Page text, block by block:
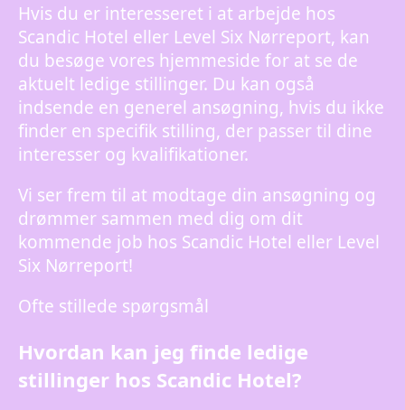
Hvis du er interesseret i at arbejde hos
Scandic Hotel eller Level Six Nørreport, kan
du besøge vores hjemmeside for at se de
aktuelt ledige stillinger. Du kan også
indsende en generel ansøgning, hvis du ikke
finder en specifik stilling, der passer til dine
interesser og kvalifikationer.
Vi ser frem til at modtage din ansøgning og
drømmer sammen med dig om dit
kommende job hos Scandic Hotel eller Level
Six Nørreport!
Ofte stillede spørgsmål
Hvordan kan jeg finde ledige
stillinger hos Scandic Hotel?